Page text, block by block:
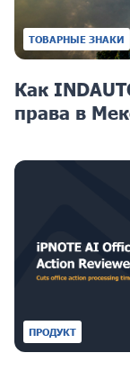
ТОВАРНЫЕ ЗНАКИ
Как
права в
ПРОДУКТ